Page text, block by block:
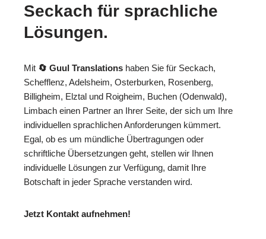
Seckach für sprachliche
Lösungen.
Mit 🔄 Guul Translations haben Sie für Seckach,
Schefflenz, Adelsheim, Osterburken, Rosenberg,
Billigheim, Elztal und Roigheim, Buchen (Odenwald),
Limbach einen Partner an Ihrer Seite, der sich um Ihre
individuellen sprachlichen Anforderungen kümmert.
Egal, ob es um mündliche Übertragungen oder
schriftliche Übersetzungen geht, stellen wir Ihnen
individuelle Lösungen zur Verfügung, damit Ihre
Botschaft in jeder Sprache verstanden wird.
Jetzt Kontakt aufnehmen!